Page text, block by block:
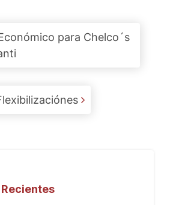
para Chelco´s